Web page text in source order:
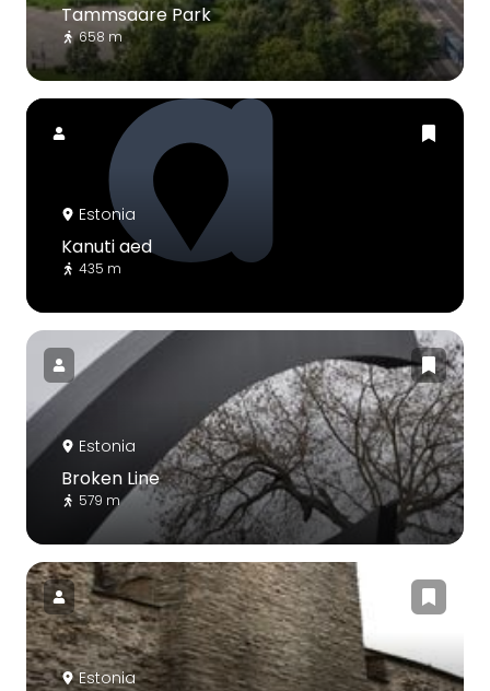
Tammsaare Park
658 m
Estonia
Kanuti aed
435 m
Estonia
Broken Line
579 m
Estonia